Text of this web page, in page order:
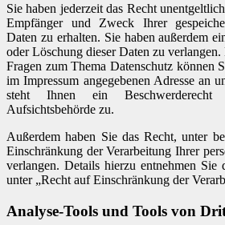
Sie haben jederzeit das Recht
Empfänger und Zweck Ihrer
Daten zu erhalten. Sie haben außerdem
oder Löschung dieser Daten zu
Fragen zum Thema Datenschutz können
im Impressum angegebenen Adresse an
steht Ihnen ein
Aufsichtsbehörde zu.
Außerdem haben Sie das Recht, unter
Einschränkung der Verarbeitung Ihrer
verlangen. Details hierzu entnehmen Sie
unter „Recht auf Einschränkung der
Analyse-Tools und Tools von